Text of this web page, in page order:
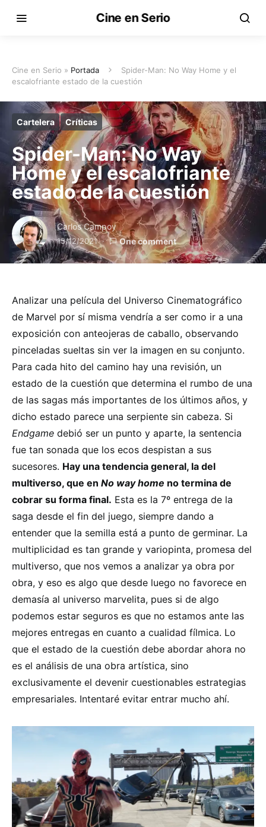
Cine en Serio
Cine en Serio » Portada
Spider-Man: No Way Home y el
escalofriante estado de la cuestión
Cartelera Críticas
Spider-Man: No Way
Home y el escalofriante
estado de la cuestión
Carlos Campoy
15/12/2021 One comment
Analizar una película del Universo Cinematográfico
de Marvel por sí misma vendría a ser como ir a una
exposición con anteojeras de caballo, observando
pinceladas sueltas sin ver la imagen en su conjunto.
Para cada hito del camino hay una revisión, un
estado de la cuestión que determina el rumbo de una
de las sagas más importantes de los últimos años, y
dicho estado parece una serpiente sin cabeza. Si
Endgame debió ser un punto y aparte, la sentencia
fue tan sonada que los ecos despistan a sus
sucesores. Hay una tendencia general, la del
multiverso, que en No way home no termina de
cobrar su forma final. Esta es la 7º entrega de la
saga desde el fin del juego, siempre dando a
entender que la semilla está a punto de germinar. La
multiplicidad es tan grande y variopinta, promesa del
multiverso, que nos vemos a analizar ya obra por
obra, y eso es algo que desde luego no favorece en
demasía al universo marvelita, pues si de algo
podemos estar seguros es que no estamos ante las
mejores entregas en cuanto a cualidad fílmica. Lo
que el estado de la cuestión debe abordar ahora no
es el análisis de una obra artística, sino
exclusivamente el devenir cuestionables estrategias
empresariales. Intentaré evitar entrar mucho ahí.